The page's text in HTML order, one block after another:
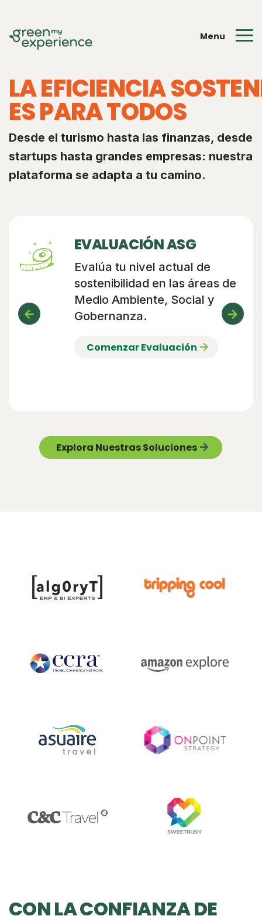
Menu
LA EFICIENCIA
ES PARA TODOS
Desde el turismo hasta las finanzas, desde
startups hasta grandes empresas: nuestra
plataforma se adapta a tu camino.
EVALUACIÓN ASG
Evalúa tu nivel actual de
sostenibilidad en las áreas de
Medio Ambiente, Social y
Gobernanza.
Comenzar Evaluación
Explora Nuestras Soluciones
CON LA CONFIANZA DE